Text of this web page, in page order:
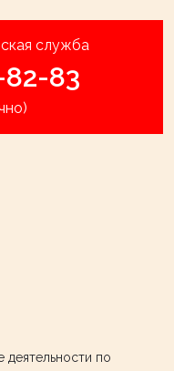
служба
83
деятельности по